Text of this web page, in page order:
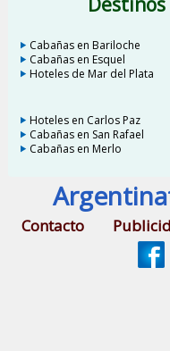
Cabañas en Bariloche
Cabañas en Esquel
Hoteles de Mar del Plata
Hoteles en Carlos Paz
Cabañas en San Rafael
Cabañas en Merlo
Contacto